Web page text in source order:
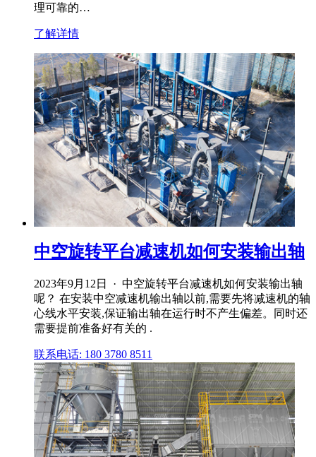
理可靠的…
了解详情
中空旋转平台减速机如何安装输出轴
2023年9月12日 · 中空旋转平台减速机如何安装输出轴
呢？ 在安装中空减速机输出轴以前,需要先将减速机的轴
心线水平安装,保证输出轴在运行时不产生偏差。同时还
需要提前准备好有关的 .
联系电话: 180 3780 8511